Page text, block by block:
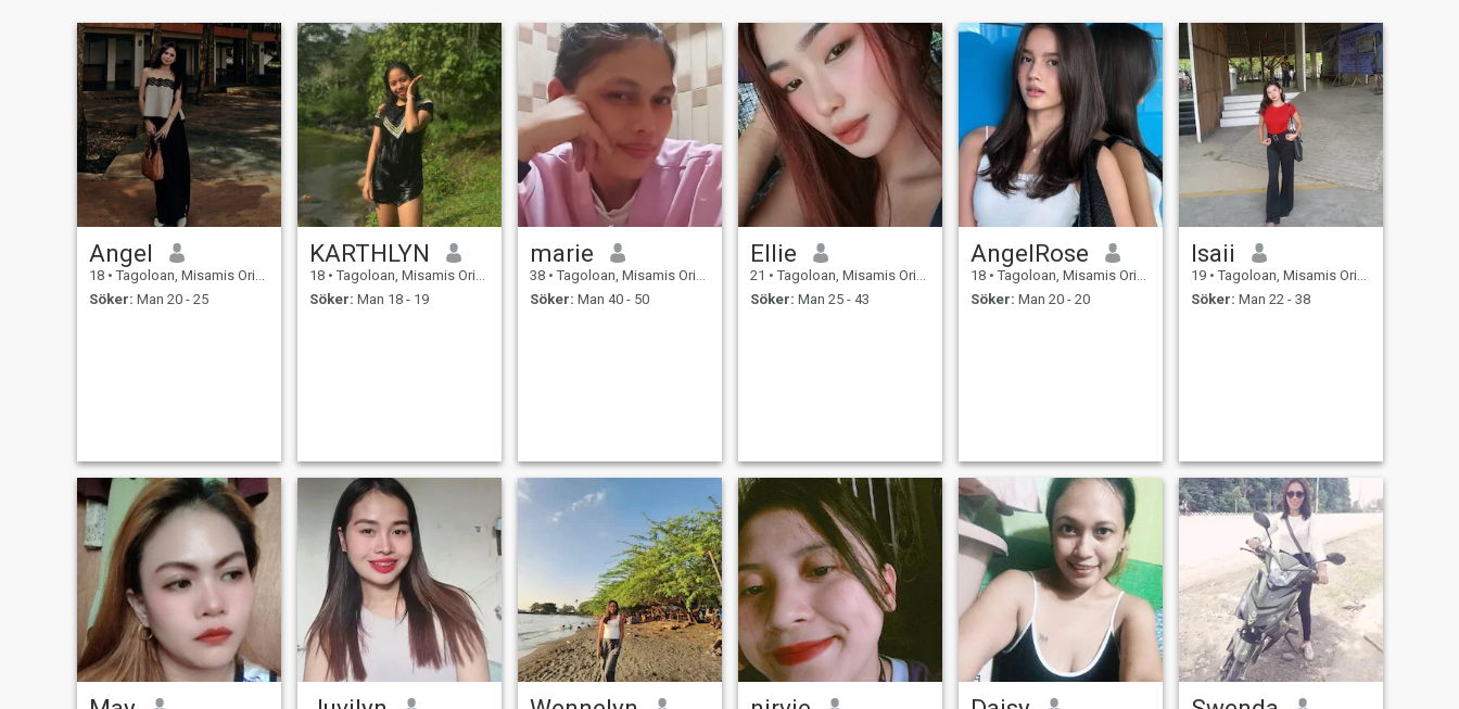
Angel
18 • Tagoloan, Misamis Oriental, Filippinerna
Söker: Man 20 - 25
KARTHLYN
18 • Tagoloan, Misamis Oriental, Filippinerna
Söker: Man 18 - 19
marie
38 • Tagoloan, Misamis Oriental, Filippinerna
Söker: Man 40 - 50
Ellie
21 • Tagoloan, Misamis Oriental, Filippinerna
Söker: Man 25 - 43
AngelRose
18 • Tagoloan, Misamis Oriental, Filippinerna
Söker: Man 20 - 20
Isaii
19 • Tagoloan, Misamis Oriental, Filippinerna
Söker: Man 22 - 38